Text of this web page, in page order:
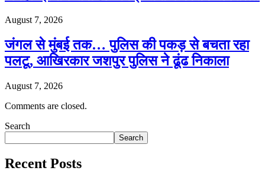
August 7, 2026
जंगल से मुंबई तक… पुलिस की पकड़ से बचता रहा
पलटू, आखिरकार जशपुर पुलिस ने ढूंढ निकाला
August 7, 2026
Comments are closed.
Search
Search
Recent Posts